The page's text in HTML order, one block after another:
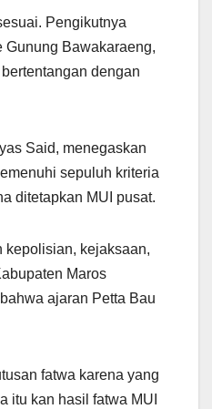
Pengikutnya
Bawakaraeng,
dengan
Said, menegaskan
sepuluh kriteria
ditetapkan MUI pusat.
kepolisian, kejaksaan,
Maros
ajaran Petta Bau
fatwa karena yang
itu kan hasil fatwa MUI